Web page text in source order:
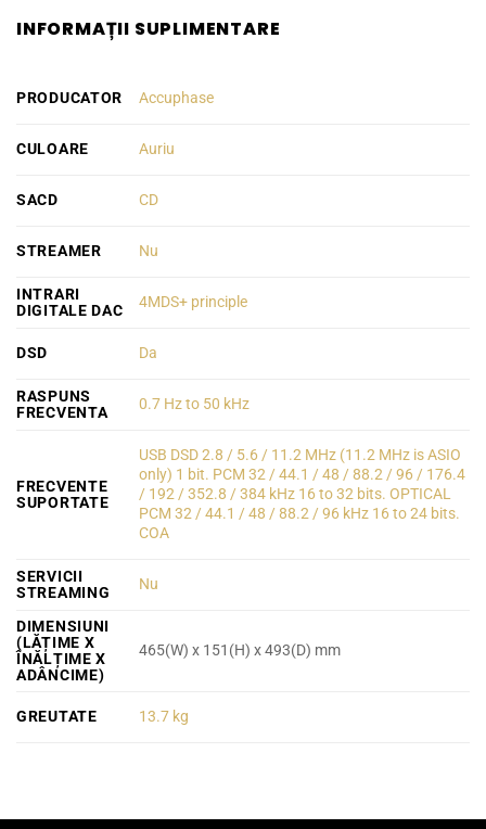
INFORMAȚII SUPLIMENTARE
PRODUCATOR Accuphase
CULOARE Auriu
SACD CD
STREAMER Nu
INTRARI
DIGITALE DAC
4MDS+ principle
DSD Da
RASPUNS
FRECVENTA
0.7 Hz to 50 kHz
FRECVENTE
SUPORTATE
USB DSD 2.8 / 5.6 / 11.2 MHz (11.2 MHz is ASIO
only) 1 bit. PCM 32 / 44.1 / 48 / 88.2 / 96 / 176.4
/ 192 / 352.8 / 384 kHz 16 to 32 bits. OPTICAL
PCM 32 / 44.1 / 48 / 88.2 / 96 kHz 16 to 24 bits.
COA
SERVICII
STREAMING
Nu
DIMENSIUNI
(LĂȚIME X
ÎNĂLȚIME X
ADÂNCIME)
465(W) x 151(H) x 493(D) mm
GREUTATE 13.7 kg